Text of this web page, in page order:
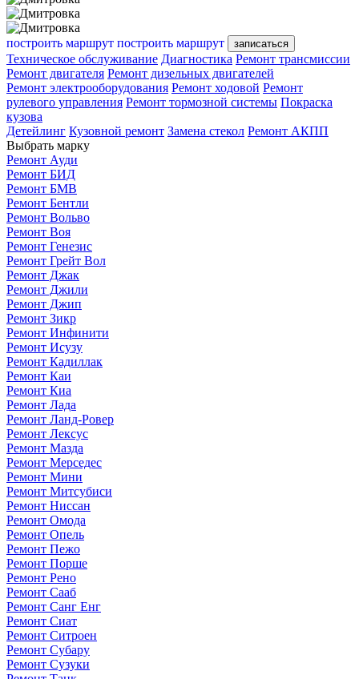
построить маршрут построить маршрут записаться
Техническое обслуживание Диагностика Ремонт трансмиссии
Ремонт двигателя Ремонт дизельных двигателей
Ремонт электрооборудования Ремонт ходовой Ремонт
рулевого управления Ремонт тормозной системы Покраска
кузова
Детейлинг Кузовной ремонт Замена стекол Ремонт АКПП
Выбрать марку
Ремонт Ауди
Ремонт БИД
Ремонт БМВ
Ремонт Бентли
Ремонт Вольво
Ремонт Воя
Ремонт Генезис
Ремонт Грейт Вол
Ремонт Джак
Ремонт Джили
Ремонт Джип
Ремонт Зикр
Ремонт Инфинити
Ремонт Исузу
Ремонт Кадиллак
Ремонт Каи
Ремонт Киа
Ремонт Лада
Ремонт Ланд-Ровер
Ремонт Лексус
Ремонт Мазда
Ремонт Мерседес
Ремонт Мини
Ремонт Митсубиси
Ремонт Ниссан
Ремонт Омода
Ремонт Опель
Ремонт Пежо
Ремонт Порше
Ремонт Рено
Ремонт Сааб
Ремонт Санг Енг
Ремонт Сиат
Ремонт Ситроен
Ремонт Субару
Ремонт Сузуки